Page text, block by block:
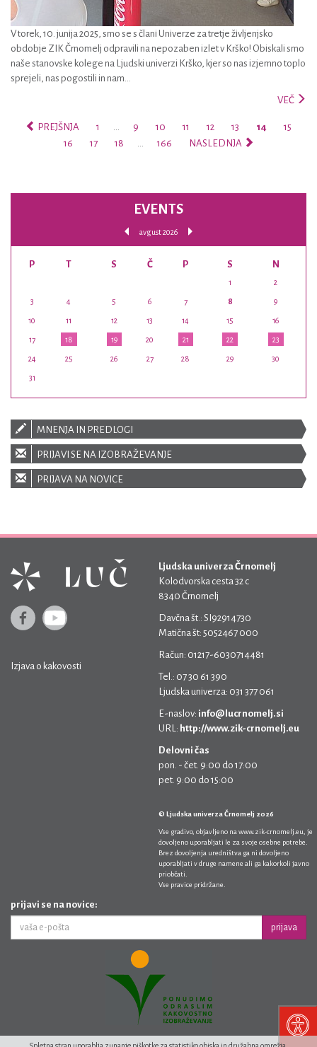
V torek, 10. junija 2025, smo se s člani Univerze za tretje življenjsko
obdobje ZIK Črnomelj odpravili na nepozaben izlet v Krško! Obiskali smo
naše stanovske kolege na Ljudski univerzi Krško, kjer so nas izjemno toplo
sprejeli, nas pogostili in nam...
VEČ
PREJŠNJA 1 … 9 10 11 12 13 14
15
16
17 18 … 166 NASLEDNJA
EVENTS
avgust 2026
P T S Č P S N
1 2
3 4 5 6 7 8 9
10 11 12 13 14 15 16
17 18 19 20 21 22 23
24 25 26 27 28 29 30
31
MNENJA IN PREDLOGI
PRIJAVI SE NA IZOBRAŽEVANJE
PRIJAVA NA NOVICE
Izjava o kakovosti
Ljudska univerza Črnomelj
Kolodvorska cesta 32 c
8340 Črnomelj
Davčna št.: SI92914730
Matična št: 5052467 000
Račun: 01217-6030714481
Tel.: 07 30 61 390
Ljudska univerza: 031 377 061
E-naslov: info@lucrnomelj.si
URL: http://www.zik-crnomelj.eu
Delovni čas
pon. - čet. 9:00 do 17:00
pet. 9:00 do 15:00
© Ljudska univerza Črnomelj 2026
Vse gradivo, objavljeno na www.zik-crnomelj.eu , je
dovoljeno uporabljati le za svoje osebne potrebe.
Brez dovoljenja uredništva ga ni dovoljeno
uporabljati v druge namene ali ga kakorkoli javno
priobčati.
Vse pravice pridržane.
prijavi se na novice:
prijava